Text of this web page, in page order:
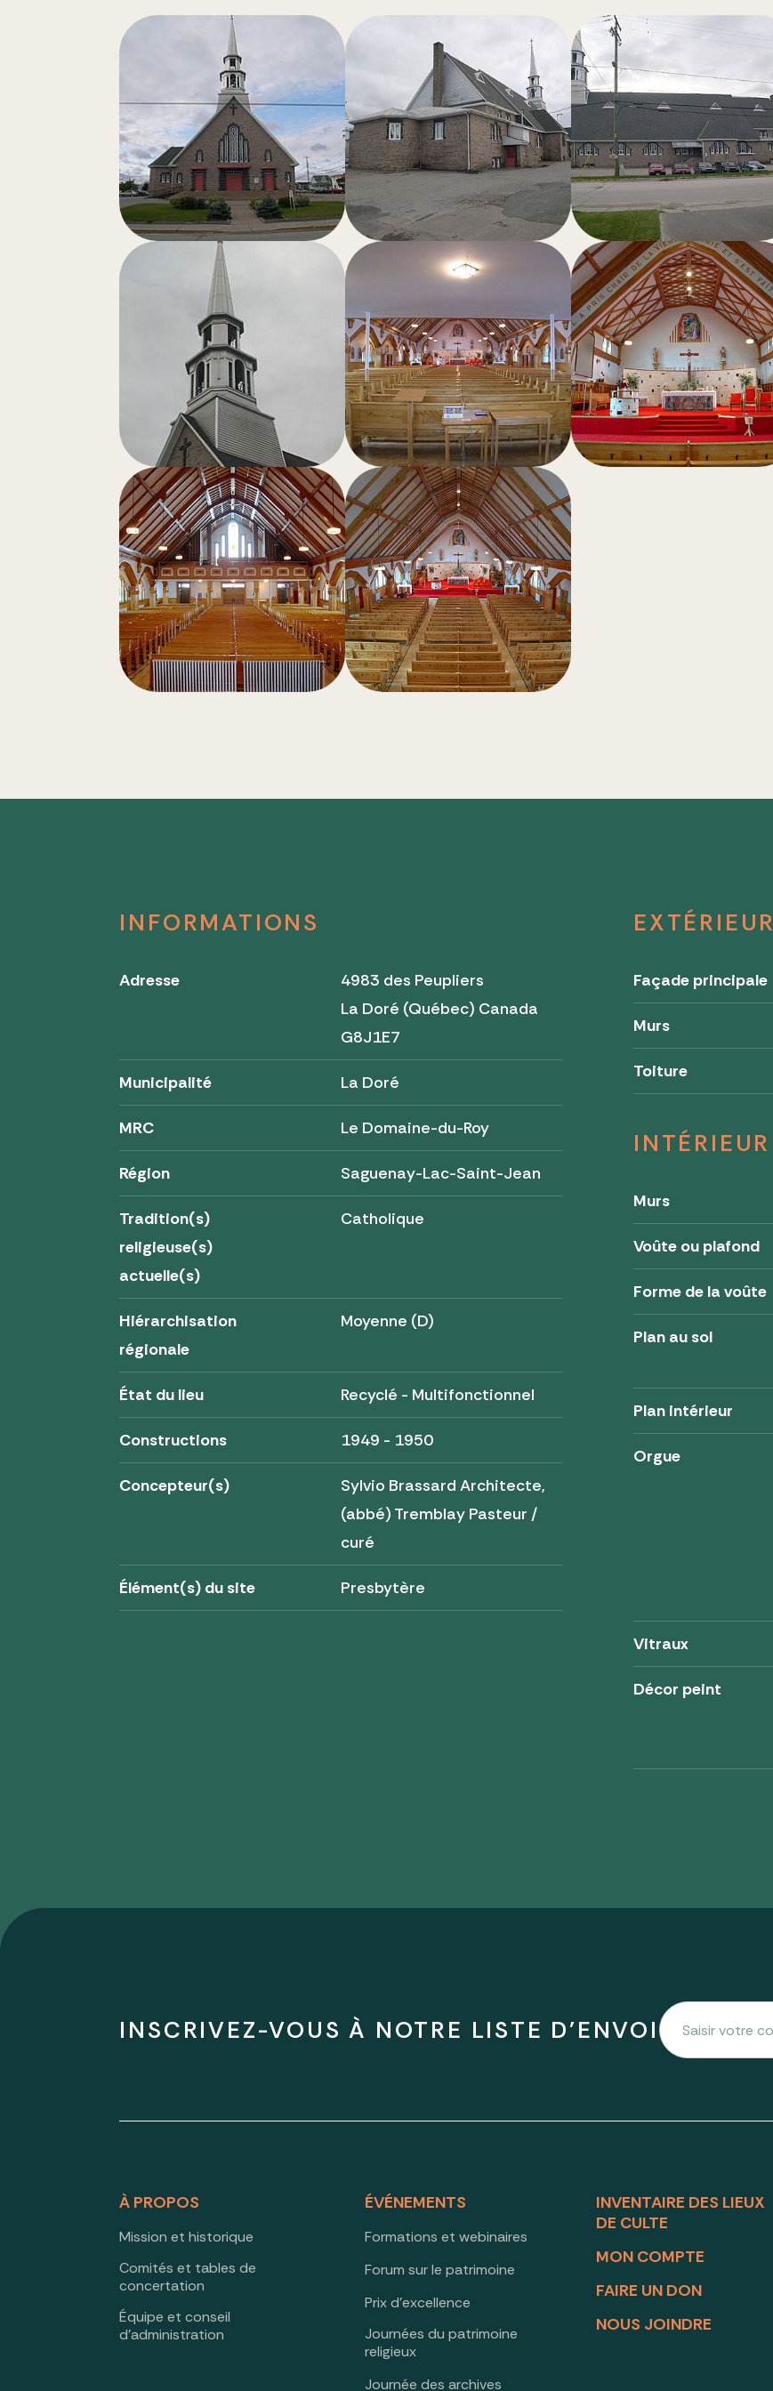
INFORMATIONS
Adresse
4983 des Peupliers
La Doré (Québec) Canada
G8J1E7
Municipalité La Doré
MRC Le Domaine-du-Roy
Région Saguenay-Lac-Saint-Jean
Tradition(s)
religieuse(s)
actuelle(s)
Catholique
Hiérarchisation
régionale
Moyenne (D)
État du lieu Recyclé - Multifonctionnel
Constructions 1949 - 1950
Concepteur(s)
Sylvio Brassard Architecte,
(abbé) Tremblay Pasteur /
curé
Élément(s) du site Presbytère
EXTÉRIEUR
Façade principale
Murs
Toiture
INTÉRIEUR
Murs
Voûte ou plafond
Forme de la voûte
Plan au sol
Plan intérieur
Orgue
Vitraux
Décor peint
INSCRIVEZ-VOUS À NOTRE LISTE D'ENVOI
À PROPOS
Mission et historique
Comités et tables de
concertation
Équipe et conseil
d’administration
ÉVÉNEMENTS
Formations et webinaires
Forum sur le patrimoine
Prix d’excellence
Journées du patrimoine
religieux
Journée des archives
INVENTAIRE DES LIEUX
DE CULTE
MON COMPTE
FAIRE UN DON
NOUS JOINDRE